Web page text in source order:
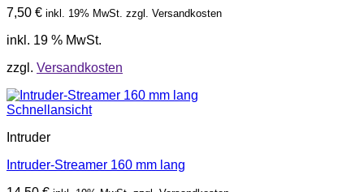
7,50 € inkl. 19% MwSt. zzgl. Versandkosten
inkl. 19 % MwSt.
zzgl. Versandkosten
Schnellansicht
Intruder
Intruder-Streamer 160 mm lang